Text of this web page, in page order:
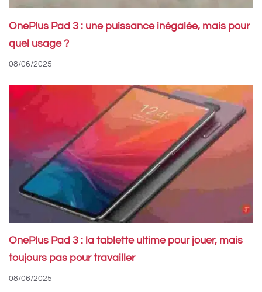
OnePlus Pad 3 : une puissance inégalée, mais pour
quel usage ?
08/06/2025
OnePlus Pad 3 : la tablette ultime pour jouer, mais
toujours pas pour travailler
08/06/2025